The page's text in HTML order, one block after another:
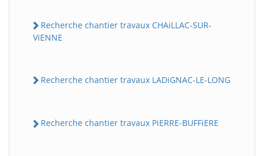
Recherche chantier travaux CHAiLLAC-SUR-
ViENNE
Recherche chantier travaux LADiGNAC-LE-LONG
Recherche chantier travaux PiERRE-BUFFiERE